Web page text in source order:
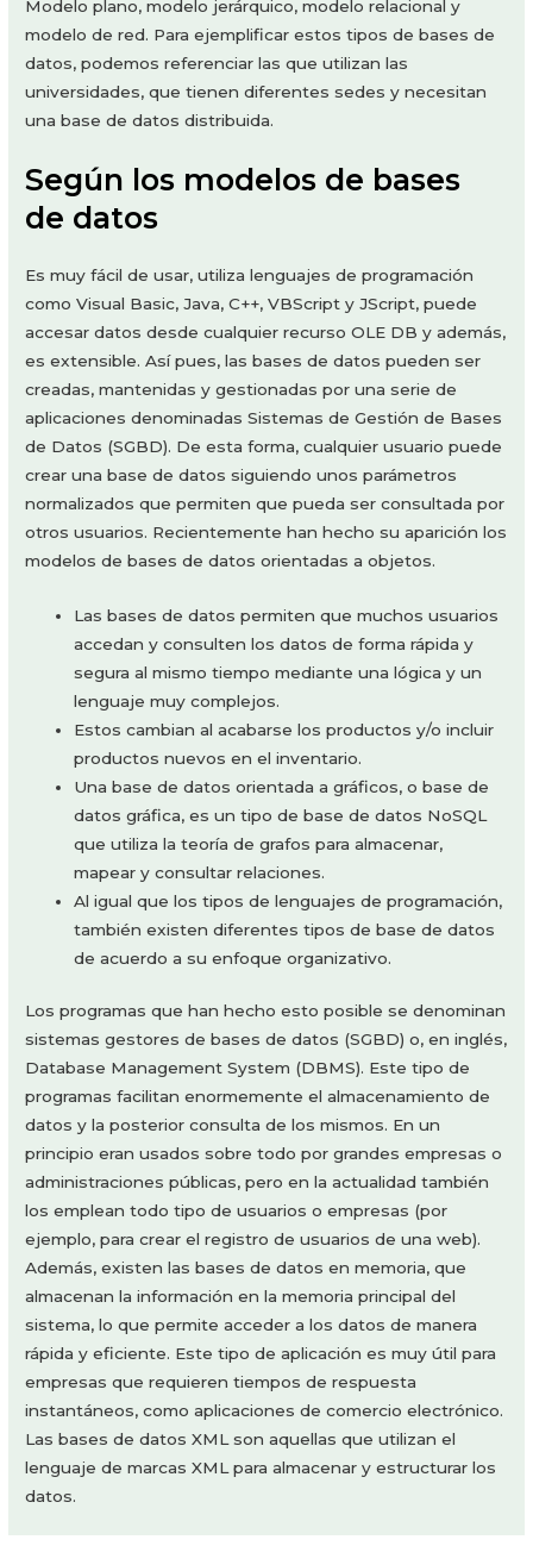
Modelo plano, modelo jerárquico, modelo relacional y
modelo de red. Para ejemplificar estos tipos de bases de
datos, podemos referenciar las que utilizan las
universidades, que tienen diferentes sedes y necesitan
una base de datos distribuida.
Según los modelos de bases
de datos
Es muy fácil de usar, utiliza lenguajes de programación
como Visual Basic, Java, C++, VBScript y JScript, puede
accesar datos desde cualquier recurso OLE DB y además,
es extensible. Así pues, las bases de datos pueden ser
creadas, mantenidas y gestionadas por una serie de
aplicaciones denominadas Sistemas de Gestión de Bases
de Datos (SGBD). De esta forma, cualquier usuario puede
crear una base de datos siguiendo unos parámetros
normalizados que permiten que pueda ser consultada por
otros usuarios. Recientemente han hecho su aparición los
modelos de bases de datos orientadas a objetos.
Las bases de datos permiten que muchos usuarios
accedan y consulten los datos de forma rápida y
segura al mismo tiempo mediante una lógica y un
lenguaje muy complejos.
Estos cambian al acabarse los productos y/o incluir
productos nuevos en el inventario.
Una base de datos orientada a gráficos, o base de
datos gráfica, es un tipo de base de datos NoSQL
que utiliza la teoría de grafos para almacenar,
mapear y consultar relaciones.
Al igual que los tipos de lenguajes de programación,
también existen diferentes tipos de base de datos
de acuerdo a su enfoque organizativo.
Los programas que han hecho esto posible se denominan
sistemas gestores de bases de datos (SGBD) o, en inglés,
Database Management System (DBMS). Este tipo de
programas facilitan enormemente el almacenamiento de
datos y la posterior consulta de los mismos. En un
principio eran usados sobre todo por grandes empresas o
administraciones públicas, pero en la actualidad también
los emplean todo tipo de usuarios o empresas (por
ejemplo, para crear el registro de usuarios de una web).
Además, existen las bases de datos en memoria, que
almacenan la información en la memoria principal del
sistema, lo que permite acceder a los datos de manera
rápida y eficiente. Este tipo de aplicación es muy útil para
empresas que requieren tiempos de respuesta
instantáneos, como aplicaciones de comercio electrónico.
Las bases de datos XML son aquellas que utilizan el
lenguaje de marcas XML para almacenar y estructurar los
datos.